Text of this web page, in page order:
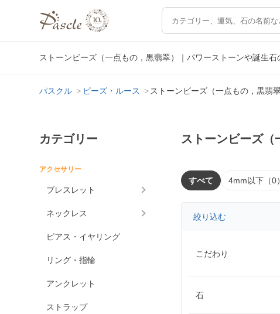
ストーンビーズ（一点もの，黒翡翠）｜パワーストーンや誕生
パスクル ビーズ・ルース ストーンビーズ（一点もの，黒翡翠
カテゴリー
アクセサリー
ブレスレット
ネックレス
ピアス・イヤリング
リング・指輪
アンクレット
ストラップ
ストーンビーズ（
すべて 4mm以下（0）
絞り込む
こだわり
石